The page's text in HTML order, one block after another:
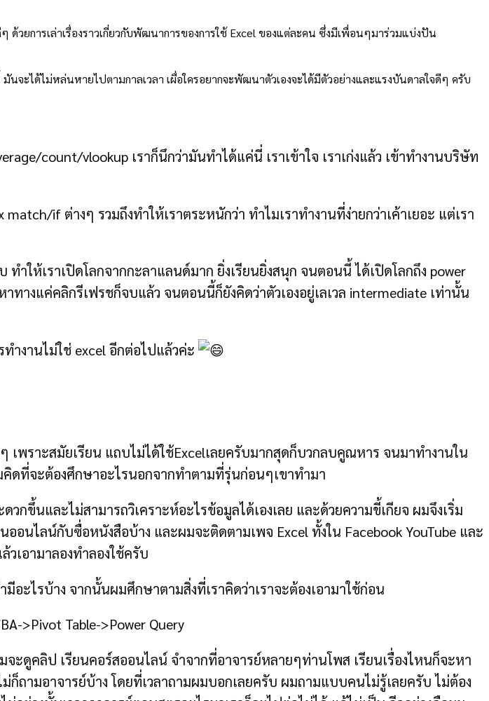
วยการเล่าเรื่องราวเกี่ยวกับพัฒนาการของการใช้ Excel ของแต่ละคน ซึ่งมีเพื่อนๆมาร่วมแบ่งปัน
ะได้ไม่หล่นหายไปตามกาลเวลา เผื่อใครอยากจะพัฒนาตัวเองจะได้มีตัวอย่างและแรงบันดาลใจดีๆ ครับ
count/vlookup เราก็นึกว่ามันทำได้แค่นี่ เราเข้าใจ เราเก่งแล้ว เข้าทำงานบริษัท
if ต่างๆ รวมถึงทำให้เราตระหนักว่า ทำไมเราทำงานที่ง่ายกว่าเค้าเยอะ แต่เรา
ทำให้เราเปิดโลกจากกะลาแลนด์มาก ยิ่งเรียนยิ่งสนุก จนตอนนี้ ได้เปิดโลกถึง power
ทางแค่คลิกรีเฟรชก็จบแล้ว จนตอนนี้ก็ยังคิดว่าตัวเองอยู่เลเวล intermediate เท่านั้น
งานไม่ใช่ excel อีกต่อไปแล้วค่ะ
พราะสมัยเรียน แถบไม่ได้ใช้Excelเลยครับมากสุดก็บวกลบคูณหาร จนมาทำงานใน
ดที่จะต้องศึกษาอะไรนอกจากทำตามที่รุ่นก่อนๆเขาทำมา
กขึ้นและไม่สามารถวิเคราะห์อะไรข้อมูลได้เองเลย และด้วยความขี้เกียจ ผมจึงเริ่ม
อนไลน์กับซื่อหนังสือบ้าง และผมจะติดตามเพจ Excel ทั้งใน Facebook YouTube และ
เอามาลองทำลองใช้ครับ
อะไรบ้าง จากนั้นผมศึกษาตามสิ่งที่เราคิดว่าเราจะต้องเอามาใช้ก่อน
>Pivot Table->Power Query
ะดูคลิป เรียนคอร์สออนไลน์ จำจากที่อาจารย์หลายๆท่านโพส เรียนเรื่องไหนก็จะหา
ถามอาจารย์บ้าง โดยที่เวลาถามผมบอกเลยครับ ผมถามแบบคนไม่รู้เลยครับ ไม่ต้อง